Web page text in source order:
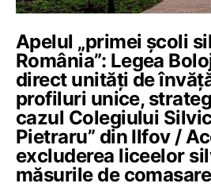
Apelul „primei școli
România”: Legea
direct unități de
profiluri unice,
cazul Colegiului
Pietraru” din Ilfov /
excluderea liceelor
măsurile de comasare